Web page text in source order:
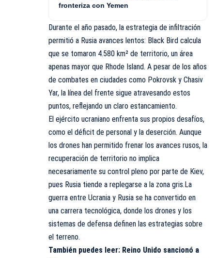
fronteriza con Yemen
Durante el año pasado, la estrategia de infiltración
permitió a Rusia avances lentos: Black Bird calcula
que se tomaron 4.580 km² de territorio, un área
apenas mayor que Rhode Island. A pesar de los años
de combates en ciudades como Pokrovsk y Chasiv
Yar, la línea del frente sigue atravesando estos
puntos, reflejando un claro estancamiento.
El ejército ucraniano enfrenta sus propios desafíos,
como el déficit de personal y la deserción. Aunque
los drones han permitido frenar los avances rusos, la
recuperación de territorio no implica
necesariamente su control pleno por parte de Kiev,
pues Rusia tiende a replegarse a la zona gris.La
guerra entre Ucrania y Rusia se ha convertido en
una carrera tecnológica, donde los drones y los
sistemas de defensa definen las estrategias sobre
el terreno.
También puedes leer: Reino Unido sancionó a